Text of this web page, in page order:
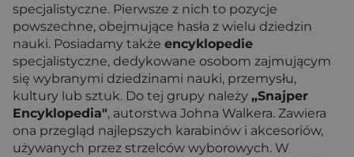
specjalistyczne. Pierwsze z nich to pozycje
powszechne, obejmujące hasła z wielu dziedzin
nauki. Posiadamy także encyklopedie
specjalistyczne, dedykowane osobom zajmującym
się wybranymi dziedzinami nauki, przemysłu,
kultury lub sztuk. Do tej grupy należy „Snajper
Encyklopedia", autorstwa Johna Walkera. Zawiera
ona przegląd najlepszych karabinów i akcesoriów,
używanych przez strzelców wyborowych. W